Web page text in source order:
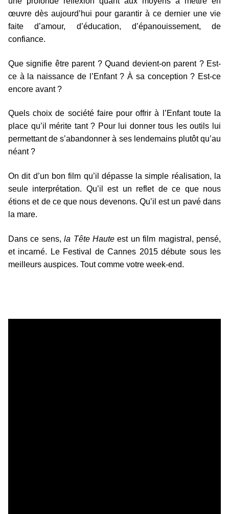
œuvre dès aujourd’hui pour garantir à ce dernier une vie
faite d’amour, d’éducation, d’épanouissement, de
confiance.
Que signifie être parent ? Quand devient-on parent ? Est-
ce à la naissance de l’Enfant ? À sa conception ? Est-ce
encore avant ?
Quels choix de société faire pour offrir à l’Enfant toute la
place qu’il mérite tant ? Pour lui donner tous les outils lui
permettant de s’abandonner à ses lendemains plutôt qu’au
néant ?
On dit d’un bon film qu’il dépasse la simple réalisation, la
seule interprétation. Qu’il est un reflet de ce que nous
étions et de ce que nous devenons. Qu’il est un pavé dans
la mare.
Dans ce sens,la Tête Haute est un film magistral, pensé,
et incarné. Le Festival de Cannes 2015 débute sous les
meilleurs auspices. Tout comme votre week-end.